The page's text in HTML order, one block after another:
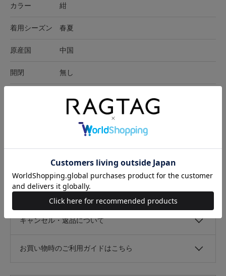
カラー 紺
着用シーズン 春夏
原産国 中国
開閉 無し
RAGTAG原宿店
サイズ表記 横 高さ マチ
22cm 22cm
サイズの測り方について
キャンセル・返品について
お買い物時のご利用ガイドはこちら